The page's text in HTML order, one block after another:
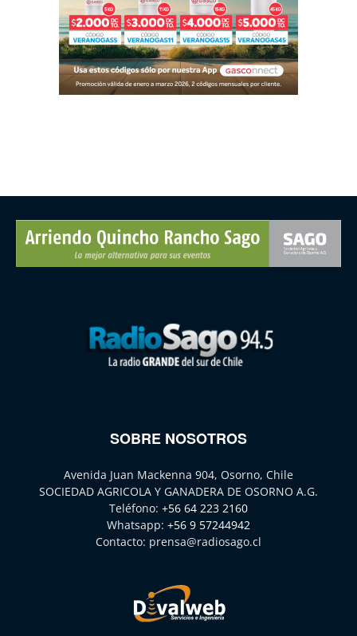
SOBRE NOSOTROS
Avenida Juan Mackenna 904, Osorno, Chile
SOCIEDAD AGRICOLA Y GANADERA DE OSORNO A.G.
Teléfono: +56 64 223 2160
Whatsapp: +56 9 57244942
Contacto: prensa@radiosago.cl